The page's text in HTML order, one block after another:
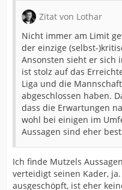
Zitat von Lothar
Nicht immer am Limit
der einzige (selbst-
Ansonsten sieht er sich
ist stolz auf das
Liga und die
abgeschlossen haben.
dass die Erwartungen
wohl bei einigen im
Aussagen sind eher
Ich finde Mutzels
verteidigt seinen Kader,
ausgeschöpft, ist eher